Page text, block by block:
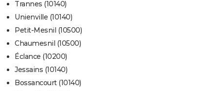
Trannes (10140)
Unienville (10140)
Petit-Mesnil (10500)
Chaumesnil (10500)
Éclance (10200)
Jessains (10140)
Bossancourt (10140)